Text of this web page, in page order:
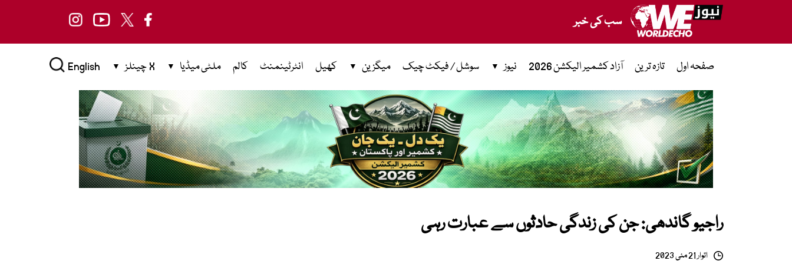
سب کی خبر
صفحہ اول تازہ ترین آزاد کشمیر الیکشن 2026 نیوز سوشل / فیکٹ چیک میگزین کھیل انٹرٹینمنٹ کالم ملٹی میڈیا X چینلز English
راجیو گاندھی: جن کی زندگی حادثوں سے عبارت رہی
اتوار 21 مئی 2023